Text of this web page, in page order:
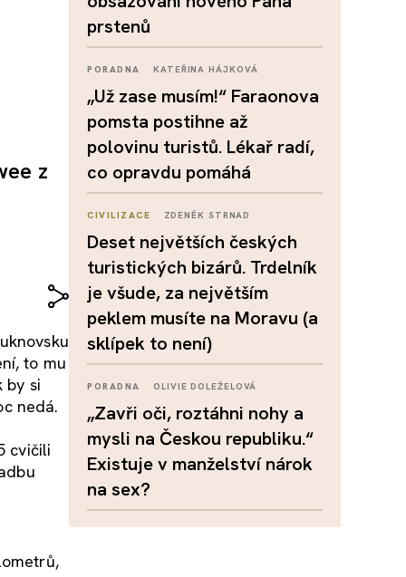
z
to mu
by si
nedá.
cvičili
prstenů
PORADNA KATEŘINA HÁJKOVÁ
„Už zase musím!“ Faraonova
pomsta postihne až
polovinu turistů. Lékař radí,
co opravdu pomáhá
CIVILIZACE ZDENĚK STRNAD
Deset největších českých
turistických bizárů. Trdelník
je všude, za největším
peklem musíte na Moravu (a
sklípek to není)
PORADNA OLIVIE DOLEŽELOVÁ
„Zavři oči, roztáhni nohy a
mysli na Českou republiku.“
Existuje v manželství nárok
na sex?